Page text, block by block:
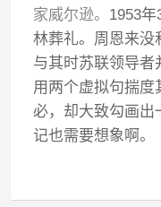
家威尔逊。 1953
林葬礼。周恩来没
与其时苏联领导
用两个虚拟句揣度
必，却大致勾画出
记也需要想象啊。